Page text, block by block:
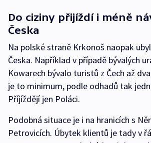
Do ciziny přijíždí i méně
Česka
Na polské straně Krkonoš naopak
Česka. Například v případě bývalých
Kowarech bývalo turistů z Čech až
je to minimum, podle odhadů tak
Příjíždějí jen Poláci.
Podobná situace je i na hranicích s
Petrovicích. Úbytek klientů je tady v